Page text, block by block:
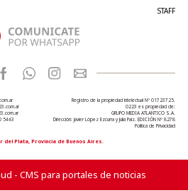
STAFF
5443
Registro de la propiedad intelectual Nº 01723725.
0223 es propiedad de:
GRUPO MEDIA ATLANTICO S.A.
Dirección: Javier López Ezcurra y Julia Paiz. EDICIÓN Nº 8278
Política de Privacidad
del Plata, Provincia de Buenos Aires.
- CMS para portales de noticias